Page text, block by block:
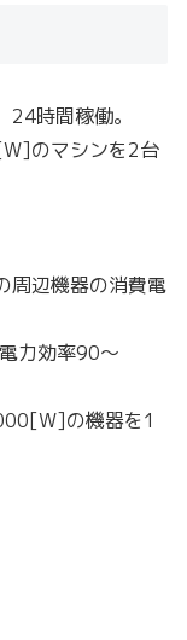
時間稼働。
のマシンを2台
辺機器の消費電
力効率90～
の機器を1